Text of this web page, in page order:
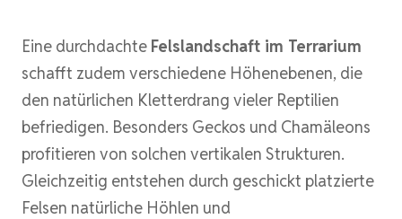
Eine durchdachte Felslandschaft im Terrarium
schafft zudem verschiedene Höhenebenen, die
den natürlichen Kletterdrang vieler Reptilien
befriedigen. Besonders Geckos und Chamäleons
profitieren von solchen vertikalen Strukturen.
Gleichzeitig entstehen durch geschickt platzierte
Felsen natürliche Höhlen und